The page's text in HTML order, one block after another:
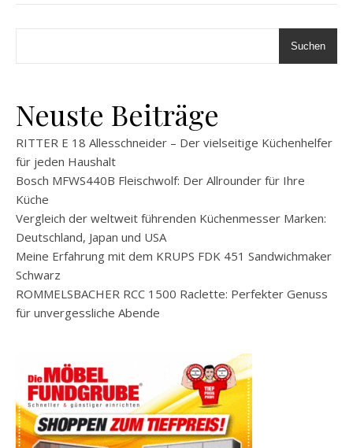
Suchen
Neuste Beiträge
RITTER E 18 Allesschneider – Der vielseitige Küchenhelfer
für jeden Haushalt
Bosch MFWS440B Fleischwolf: Der Allrounder für Ihre
Küche
Vergleich der weltweit führenden Küchenmesser Marken:
Deutschland, Japan und USA
Meine Erfahrung mit dem KRUPS FDK 451 Sandwichmaker
Schwarz
ROMMELSBACHER RCC 1500 Raclette: Perfekter Genuss
für unvergessliche Abende